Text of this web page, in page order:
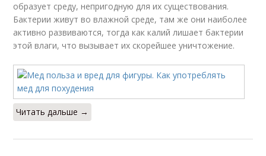
образует среду, непригодную для их существования.
Бактерии живут во влажной среде, там же они наиболее
активно развиваются, тогда как калий лишает бактерии
этой влаги, что вызывает их скорейшее уничтожение.
Читать дальше →